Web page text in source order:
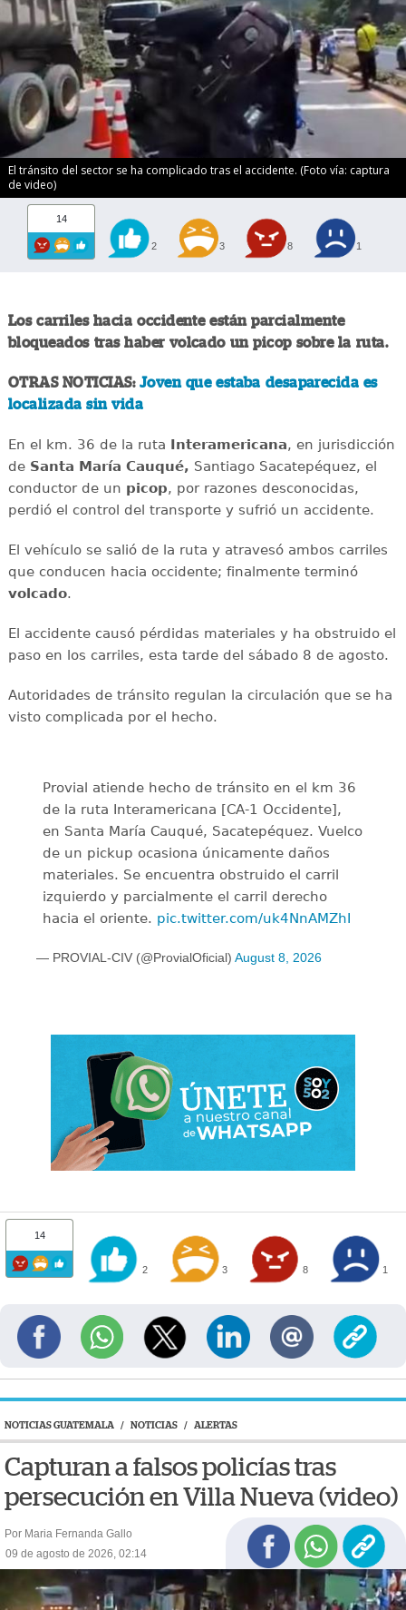
El tránsito del sector se ha complicado tras el accidente. (Foto vía: captura
de video)
14
2 3 8 1
Los carriles hacia occidente están parcialmente
bloqueados tras haber volcado un picop sobre la ruta.
OTRAS NOTICIAS:Joven que estaba desaparecida es
localizada sin vida
En el km. 36 de la ruta Interamericana, en jurisdicción
de Santa María Cauqué, Santiago Sacatepéquez, el
conductor de un picop, por razones desconocidas,
perdió el control del transporte y sufrió un accidente.
El vehículo se salió de la ruta y atravesó ambos carriles
que conducen hacia occidente; finalmente terminó
volcado.
El accidente causó pérdidas materiales y ha obstruido el
paso en los carriles, esta tarde del sábado 8 de agosto.
Autoridades de tránsito regulan la circulación que se ha
visto complicada por el hecho.
Provial atiende hecho de tránsito en el km 36
de la ruta Interamericana [CA-1 Occidente],
en Santa María Cauqué, Sacatepéquez. Vuelco
de un pickup ocasiona únicamente daños
materiales. Se encuentra obstruido el carril
izquierdo y parcialmente el carril derecho
hacia el oriente. pic.twitter.com/uk4NnAMZhI
— PROVIAL-CIV (@ProvialOficial) August 8, 2026
14
2 3 8 1
NOTICIAS GUATEMALA / NOTICIAS / ALERTAS
Capturan a falsos policías tras
persecución en Villa Nueva (video)
Por Maria Fernanda Gallo
09 de agosto de 2026, 02:14